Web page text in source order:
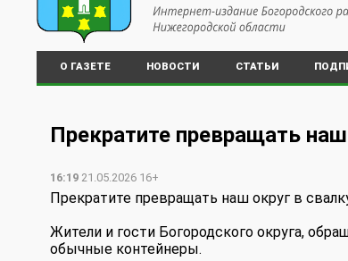
О ГАЗЕТЕ НОВОСТИ СТАТЬИ
Прекратите превращать
16:19 21.05.2026 16+
Прекратите превращать наш округ в
Жители и гости Богородского округа,
обычные контейнеры.